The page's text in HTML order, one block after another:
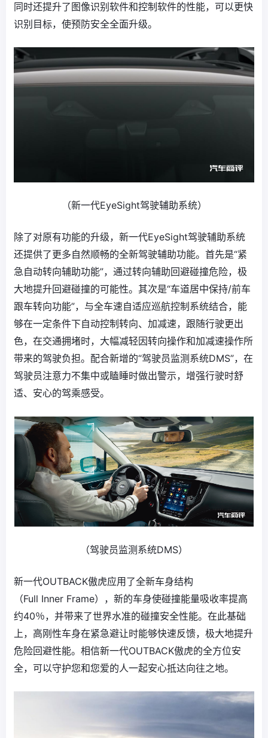
同时还提升了图像识别软件和控制软件的性能，可以更快
识别目标，使预防安全全面升级。
（新一代EyeSight驾驶辅助系统）
除了对原有功能的升级，新一代EyeSight驾驶辅助系统
还提供了更多自然顺畅的全新驾驶辅助功能。首先是“紧
急自动转向辅助功能”，通过转向辅助回避碰撞危险，极
大地提升回避碰撞的可能性。其次是“车道居中保持/前车
跟车转向功能”，与全车速自适应巡航控制系统结合，能
够在一定条件下自动控制转向、加减速，跟随行驶更出
色，在交通拥堵时，大幅减轻因转向操作和加减速操作所
带来的驾驶负担。配合新增的“驾驶员监测系统DMS”，在
驾驶员注意力不集中或瞌睡时做出警示，增强行驶时舒
适、安心的驾乘感受。
（驾驶员监测系统DMS）
新一代OUTBACK傲虎应用了全新车身结构
（Full Inner Frame），新的车身使碰撞能量吸收率提高
约40％，并带来了世界水准的碰撞安全性能。在此基础
上，高刚性车身在紧急避让时能够快速反馈，极大地提升
危险回避性能。相信新一代OUTBACK傲虎的全方位安
全，可以守护您和您爱的人一起安心抵达向往之地。